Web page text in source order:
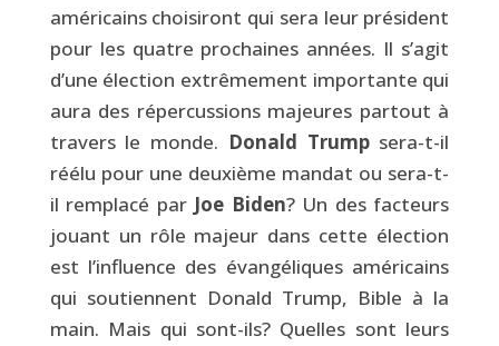
américains choisiront qui sera leur président
pour les quatre prochaines années. Il s’agit
d’une élection extrêmement importante qui
aura des répercussions majeures partout à
travers le monde. Donald Trumpsera-t-il
réélu pour une deuxième mandat ou sera-t-
il remplacé par Joe Biden? Un des facteurs
jouant un rôle majeur dans cette élection
est l’influence des évangéliques américains
qui soutiennent Donald Trump, Bible à la
main. Mais qui sont-ils? Quelles sont leurs